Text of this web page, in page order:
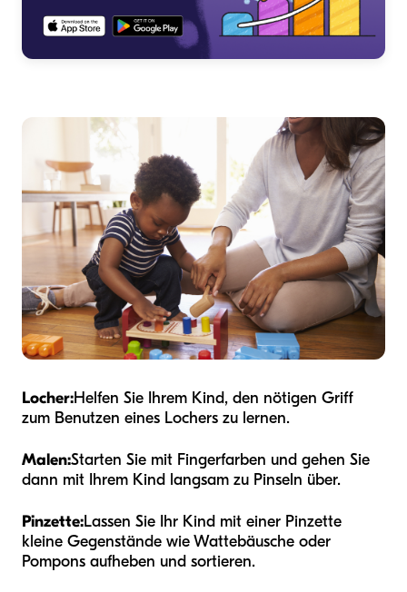
Locher:Helfen Sie Ihrem Kind, den nötigen Griff
zum Benutzen eines Lochers zu lernen.
Malen:Starten Sie mit Fingerfarben und gehen Sie
dann mit Ihrem Kind langsam zu Pinseln über.
Pinzette:Lassen Sie Ihr Kind mit einer Pinzette
kleine Gegenstände wie Wattebäusche oder
Pompons aufheben und sortieren.